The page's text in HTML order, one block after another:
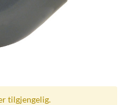
tilgjengelig.